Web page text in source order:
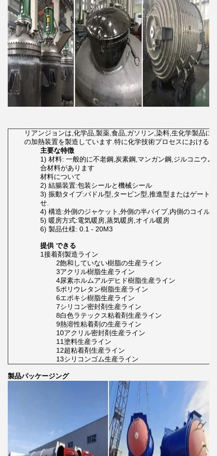
リアンジョンは,化学品,製薬,食品,ガソリン,染料,生化学製品に
の加熱装置を製造しています.特に化学技術プロセスにおける
主要な特徴
1) 材料: 一般的に不老鋼,炭素鋼,マンガン鋼,ジルコニウ
合材料があります
材料について
2) 結腸装置:包装シールと機械シール
3) 振動タイプ:パドル型,タービン型,推進型またはゲート
せ.
4) 構造:外側のジャケット,外側の半パイプ,内側のコイル
5) 暖房方式:電気暖房,蒸気暖房,オイル暖房
6) 製品仕様: 0.1 - 20M3
提供 できる
1接着剤製造ライン
2飽和していない樹脂の生産ライン
3アクリル樹脂生産ライン
4尿素ホルムアルデヒド樹脂生産ライン
5ポリウレタン樹脂生産ライン
6エポキシ樹脂生産ライン
7シリコン密封剤生産ライン
8白色ラテックス粘着剤生産ライン
9熱溶性粘着剤の生産ライン
10アクリル密封剤生産ライン
11塗料生産ライン
12超粘着剤生産ライン
13シリコンゴム生産ライン
製品パッケージング